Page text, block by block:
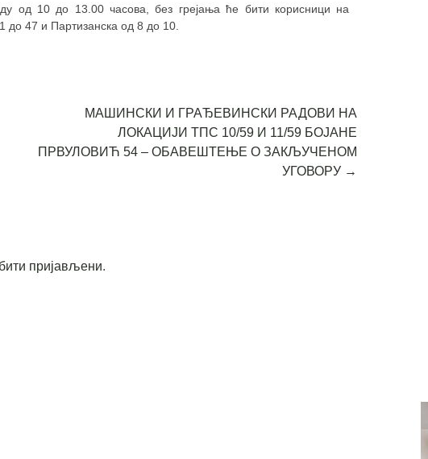
од 10 до 13.00 часова, без грејања ће бити корисници на
до 47 и Партизанска од 8 до 10.
МАШИНСКИ И ГРАЂЕВИНСКИ РАДОВИ НА
ЛОКАЦИЈИ ТПС 10/59 И 11/59 БОЈАНЕ
ПРВУЛОВИЋ 54 – ОБАВЕШТЕЊЕ О ЗАКЉУЧЕНОМ
УГОВОРУ →
бити пријављени.